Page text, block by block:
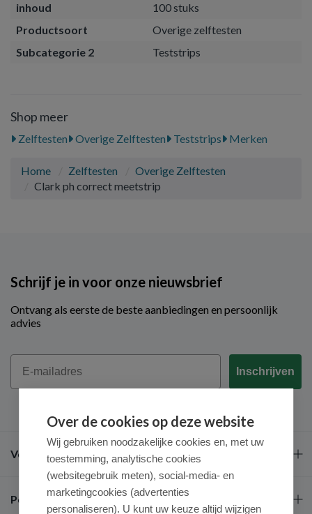
inhoud
100 stuks
Productsoort
Overige zelftesten
Subcategorie 2
Teststrips
Shop meer
Zelftesten Overige Zelftesten Teststrips Merken
Home Zelftesten
Overige Zelftesten
Clark ph correct meetstrip
Schrijf je in voor onze nieuwsbrief
Ontvang als eerste de beste aanbiedingen en persoonlijk
advies
Email
Inschrijven
Veel gestelde vragen
Populaire merken
Over de cookies op deze website
Wij gebruiken noodzakelijke cookies en, met uw
toestemming, analytische cookies
(websitegebruik meten), social-media- en
marketingcookies (advertenties
personaliseren). U kunt uw keuze altijd wijzigen